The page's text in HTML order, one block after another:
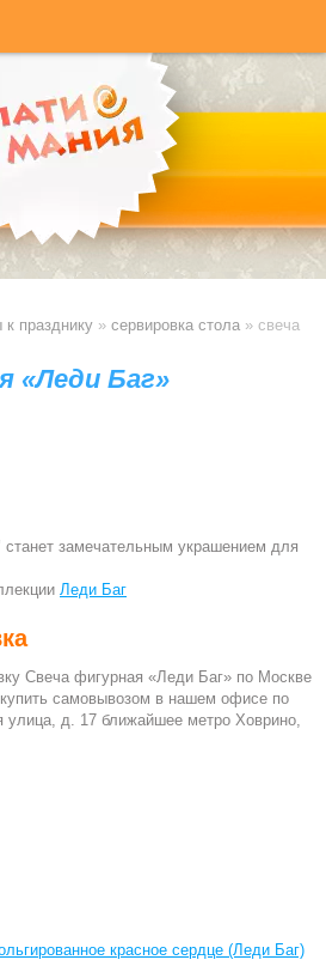
к празднику » сервировка стола » свеча
«Леди Баг»
замечательным украшением для
Леди Баг
Свеча фигурная «Леди Баг» по Москве
самовывозом в нашем офисе по
улица, д. 17 ближайшее метро Ховрино,
красное сердце (Леди Баг)